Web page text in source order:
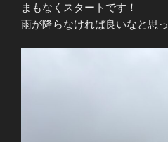
まもなくスタートです！
雨が降らなければ良いなと思